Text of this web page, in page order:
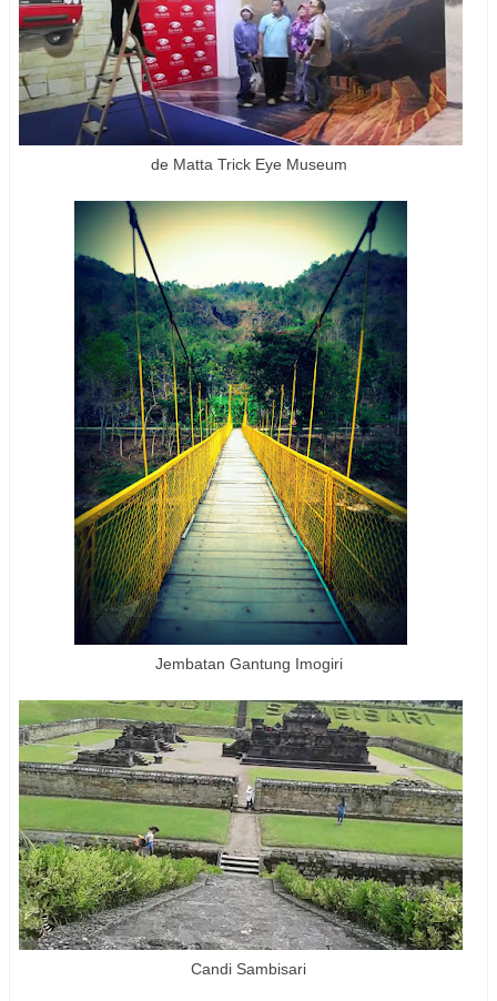
de Matta Trick Eye Museum
Jembatan Gantung Imogiri
Candi Sambisari